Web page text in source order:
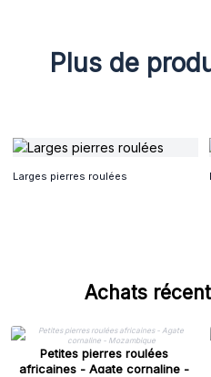
Plus de
Larges pierres roulées
Achats
Petites pierres roulées
africaines - Agate cornaline -